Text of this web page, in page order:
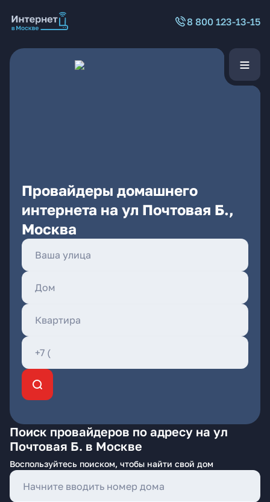
8 800 123-13-15
Провайдеры домашнего
интернета на ул Почтовая Б.,
Москва
Поиск провайдеров по адресу на ул
Почтовая Б. в Москве
Воспользуйтесь поиском, чтобы найти свой дом